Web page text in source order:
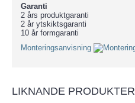
Garanti
2 års produktgaranti
2 år ytskiktsgaranti
10 år formgaranti
Monteringsanvisning
LIKNANDE PRODUKTER